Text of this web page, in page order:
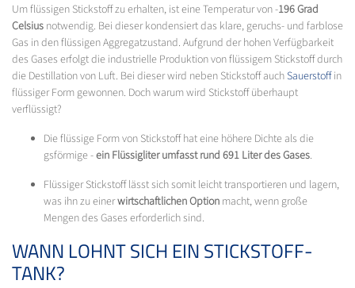
Um flüssigen Stickstoff zu erhalten, ist eine Temperatur von -196 Grad
Celsius notwendig. Bei dieser kondensiert das klare, geruchs- und farblose
Gas in den flüssigen Aggregatzustand. Aufgrund der hohen Verfügbarkeit
des Gases erfolgt die industrielle Produktion von flüssigem Stickstoff durch
die Destillation von Luft. Bei dieser wird neben Stickstoff auchSauerstoffin
flüssiger Form gewonnen. Doch warum wird Stickstoff überhaupt
verflüssigt?
Die flüssige Form von Stickstoff hat eine höhere Dichte als die
gsförmige -ein Flüssigliter umfasst rund 691 Liter des Gases.
Flüssiger Stickstoff lässt sich somit leicht transportieren und lagern,
was ihn zu einerwirtschaftlichen Option macht, wenn große
Mengen des Gases erforderlich sind.
WANN LOHNT SICH EIN STICKSTOFF-
TANK?